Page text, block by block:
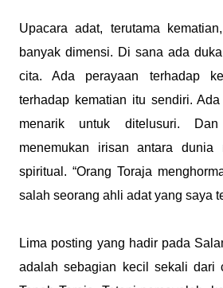
Upacara adat, terutama
banyak dimensi. Di sana ada
cita. Ada perayaan terhadap
terhadap kematian itu sendiri.
menarik untuk ditelusuri.
menemukan irisan antara dunia
spiritual. “Orang Toraja
salah seorang ahli adat yang saya
Lima posting yang hadir pada
adalah sebagian kecil sekali dari